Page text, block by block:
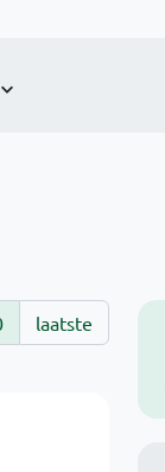
laatste